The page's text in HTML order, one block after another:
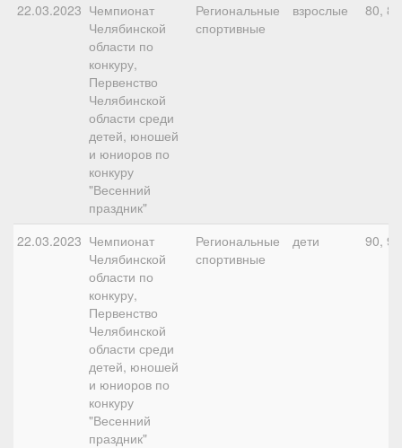
22.03.2023 Чемпионат
Челябинской
области по
конкуру,
Первенство
Челябинской
области среди
детей, юношей
и юниоров по
конкуру
"Весенний
праздник"
Региональные
спортивные
взрослые 80,
22.03.2023 Чемпионат
Челябинской
области по
конкуру,
Первенство
Челябинской
области среди
детей, юношей
и юниоров по
конкуру
"Весенний
праздник"
Региональные
спортивные
дети 90,